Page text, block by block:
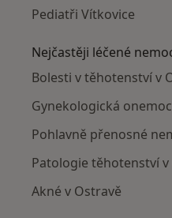
Pediatři Vítkovice
Nejčastěji léčené
Bolesti v těhotenství v
Gynekologická
Pohlavně přenosné
Patologie těhotenství v
Akné v Ostravě